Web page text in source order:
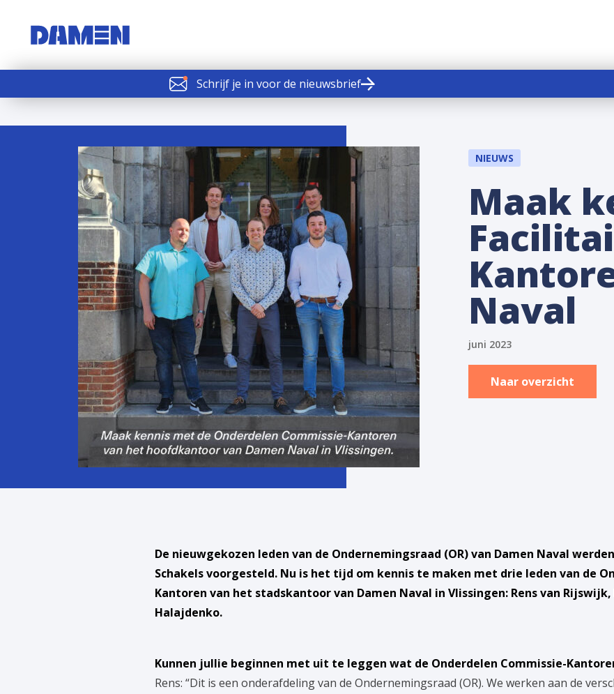
Schrijf je in voor de nieuwsbrief
NIEUWS
Maak
Naval
juni 2023
Naar overzicht
De nieuwgekozen leden van de Ondernemingsraad (OR) van Damen Naval
Schakels voorgesteld. Nu is het tijd om kennis te maken met drie leden van de
Kantoren van het stadskantoor van Damen Naval in Vlissingen: Rens van
Halajdenko.
Kunnen jullie beginnen met uit te leggen wat de Onderdelen Commissie-
Rens: “Dit is een onderafdeling van de Ondernemingsraad (OR). We werken aan de